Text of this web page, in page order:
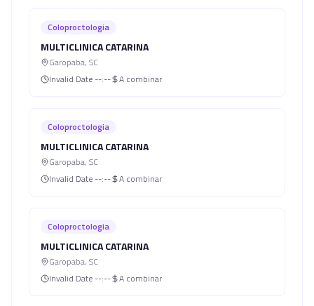
Coloproctologia
MULTICLINICA CATARINA
Garopaba, SC
Invalid Date --:-- A combinar
Coloproctologia
MULTICLINICA CATARINA
Garopaba, SC
Invalid Date --:-- A combinar
Coloproctologia
MULTICLINICA CATARINA
Garopaba, SC
Invalid Date --:-- A combinar